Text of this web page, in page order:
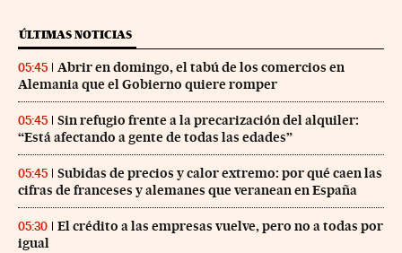
ÚLTIMAS NOTICIAS
05:45
Abrir en domingo, el tabú de los comercios en
Alemania que el Gobierno quiere romper
05:45
Sin refugio frente a la precarización del alquiler:
“Está afectando a gente de todas las edades”
05:45
Subidas de precios y calor extremo: por qué caen las
cifras de franceses y alemanes que veranean en España
05:30
El crédito a las empresas vuelve, pero no a todas por
igual